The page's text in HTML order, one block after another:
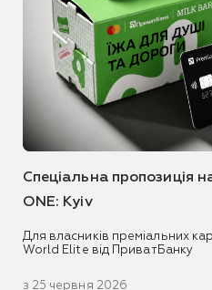
Спеціальна пропозиція
ONE: Kyiv
Для власників преміальних
World Elite від ПриватБанку
з 25 червня 2026